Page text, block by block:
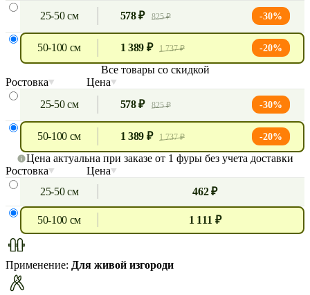
25-50 см
578 ₽ 825 ₽ -30%
50-100 см 1 389 ₽ 1 737 ₽ -20%
Все товары со скидкой
Ростовка
Цена
25-50 см
578 ₽ 825 ₽ -30%
50-100 см 1 389 ₽ 1 737 ₽ -20%
Цена актуальна при заказе от 1 фуры без учета доставки
Ростовка
Цена
25-50 см
462 ₽
50-100 см 1 111 ₽
Применение: Для живой изгороди